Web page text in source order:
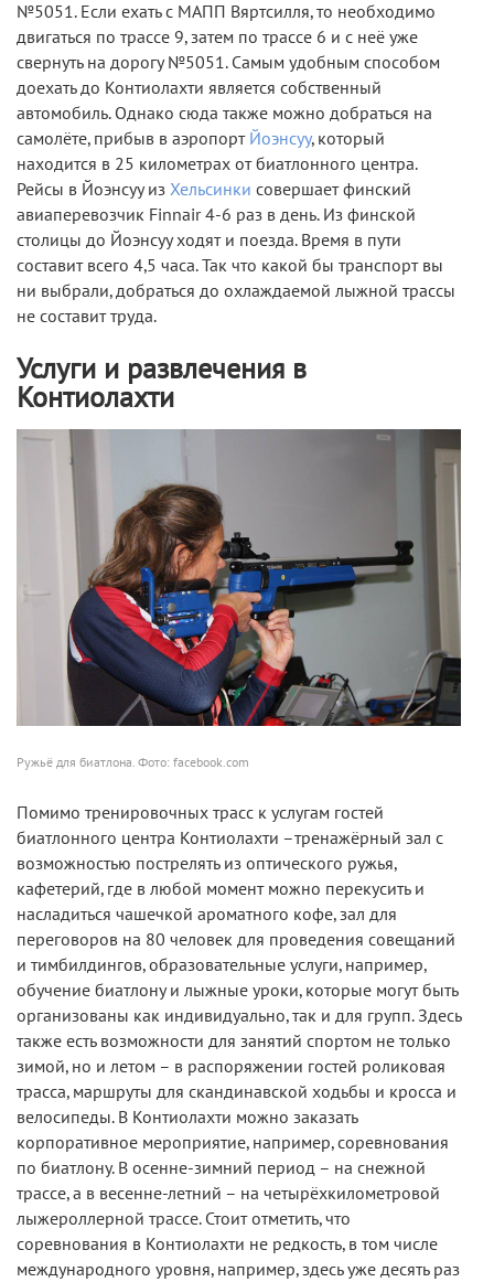
№5051. Если ехать с МАПП Вяртсилля, то необходимо
двигаться по трассе 9, затем по трассе 6 и с неё уже
свернуть на дорогу №5051. Самым удобным способом
доехать до Контиолахти является собственный
автомобиль. Однако сюда также можно добраться на
самолёте, прибыв в аэропорт Йоэнсуу, который
находится в 25 километрах от биатлонного центра.
Рейсы в Йоэнсуу из Хельсинки совершает финский
авиаперевозчик Finnair 4-6 раз в день. Из финской
столицы до Йоэнсуу ходят и поезда. Время в пути
составит всего 4,5 часа. Так что какой бы транспорт вы
ни выбрали, добраться до охлаждаемой лыжной трассы
не составит труда.
Услуги и развлечения в
Контиолахти
Ружьё для биатлона. Фото: facebook.com
Помимо тренировочных трасс к услугам гостей
биатлонного центра Контиолахти –тренажёрный зал с
возможностью пострелять из оптического ружья,
кафетерий, где в любой момент можно перекусить и
насладиться чашечкой ароматного кофе, зал для
переговоров на 80 человек для проведения совещаний
и тимбилдингов, образовательные услуги, например,
обучение биатлону и лыжные уроки, которые могут быть
организованы как индивидуально, так и для групп. Здесь
также есть возможности для занятий спортом не только
зимой, но и летом – в распоряжении гостей роликовая
трасса, маршруты для скандинавской ходьбы и кросса и
велосипеды. В Контиолахти можно заказать
корпоративное мероприятие, например, соревнования
по биатлону. В осенне-зимний период – на снежной
трассе, а в весенне-летний – на четырёхкилометровой
лыжероллерной трассе. Стоит отметить, что
соревнования в Контиолахти не редкость, в том числе
международного уровня, например, здесь уже десять раз